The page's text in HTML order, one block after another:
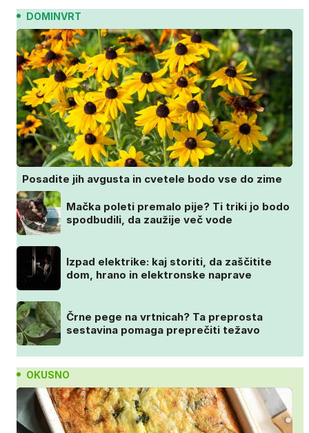
DOMINVRT
Posadite jih avgusta in cvetele bodo vse do zime
Mačka poleti premalo pije? Ti triki jo bodo
spodbudili, da zaužije več vode
Izpad elektrike: kaj storiti, da zaščitite
dom, hrano in elektronske naprave
Črne pege na vrtnicah? Ta preprosta
sestavina pomaga preprečiti težavo
OKUSNO